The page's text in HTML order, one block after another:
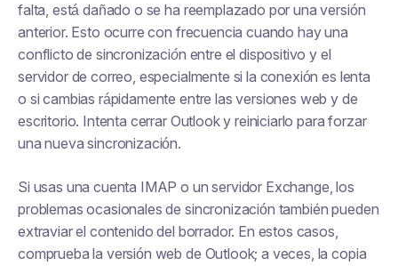
falta, está dañado o se ha reemplazado por una versión
anterior. Esto ocurre con frecuencia cuando hay una
conflicto de sincronización entre el dispositivo y el
servidor de correo, especialmente si la conexión es lenta
o si cambias rápidamente entre las versiones web y de
escritorio. Intenta cerrar Outlook y reiniciarlo para forzar
una nueva sincronización.
Si usas una cuenta IMAP o un servidor Exchange, los
problemas ocasionales de sincronización también pueden
extraviar el contenido del borrador. En estos casos,
comprueba la versión web de Outlook; a veces, la copia